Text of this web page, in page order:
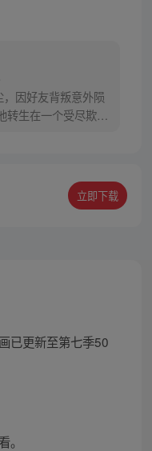
因好友背叛意外陨
转生在一个受尽欺凌
立即下载
已更新至第七季50